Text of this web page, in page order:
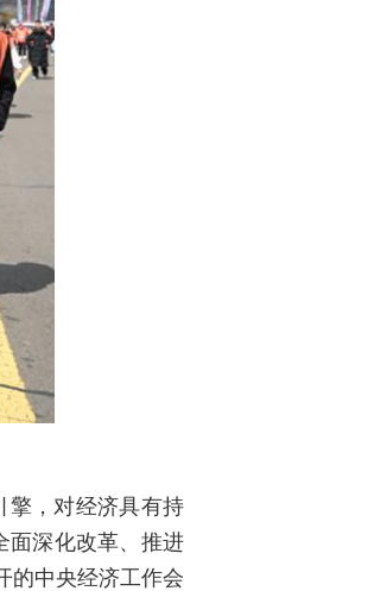
擎，对经济具有持
面深化改革、推进
的中央经济工作会